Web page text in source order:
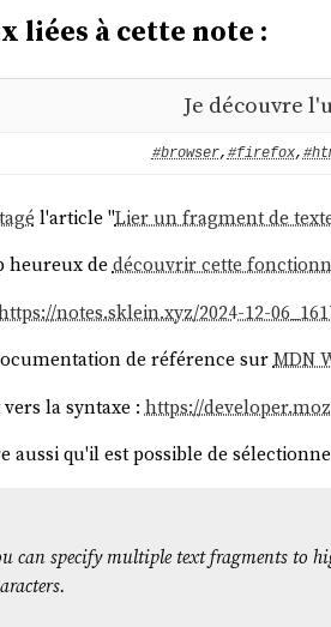
liées à cette note :
Je découvre
#browser, #firefox,
l'article "Lier un fragment de
heureux de découvrir cette
notes.sklein.xyz/2024-12-
de référence surMDN
la syntaxe : https://
aussi qu'il est possible de
can specify multiple text fragments to